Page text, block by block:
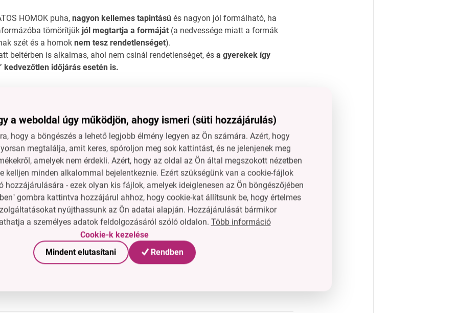
HOMOK puha,nagyon kellemes tapintású és nagyon jól formálható, ha
tömörítjük jól megtartja a formáját (a nedvessége miatt a formák
szét és a homoknem tesz rendetlenséget).
beltérben is alkalmas, ahol nem csinál rendetlenséget, ésa gyerekek így
kedvezőtlen időjárás esetén is.
gondolkodást
rendetlenséget
ki
a tulajdonságából
időjárás esetén is játszhatnak
zárható dobozban, tartalmaz színes kinetikus homokot (súlya kb. 1,9 kg),
felfújható homokozót 62 x 45 x 7,5 cm méretben és kézi pumpát.
pumpával 199 Kč értékben INGYEN !
dobozzal 99 Kč értékben.
sz 28 x h 19 x v 15,5 cm. Csomag súlya: 2,4 kg.
a weboldal úgy működjön, ahogy ismeri (süti hozzájárulás)
hogy a böngészés a lehető legjobb élmény legyen az Ön számára. Azért, hogy
megtalálja, amit keres, spóroljon meg sok kattintást, és ne jelenjenek meg
amelyek nem érdekli. Azért, hogy az oldal az Ön által megszokott nézetben
kelljen minden alkalommal bejelentkeznie. Ezért szükségünk van a cookie-fájlok
hozzájárulására - ezek olyan kis fájlok, amelyek ideiglenesen az Ön böngészőjében
gombra kattintva hozzájárul ahhoz, hogy cookie-kat állítsunk be, hogy értelmes
nyújthassunk az Ön adatai alapján. Hozzájárulását bármikor
a személyes adatok feldolgozásáról szóló oldalon. Több információ
Cookie-k kezelése
Mindent elutasítani Rendben